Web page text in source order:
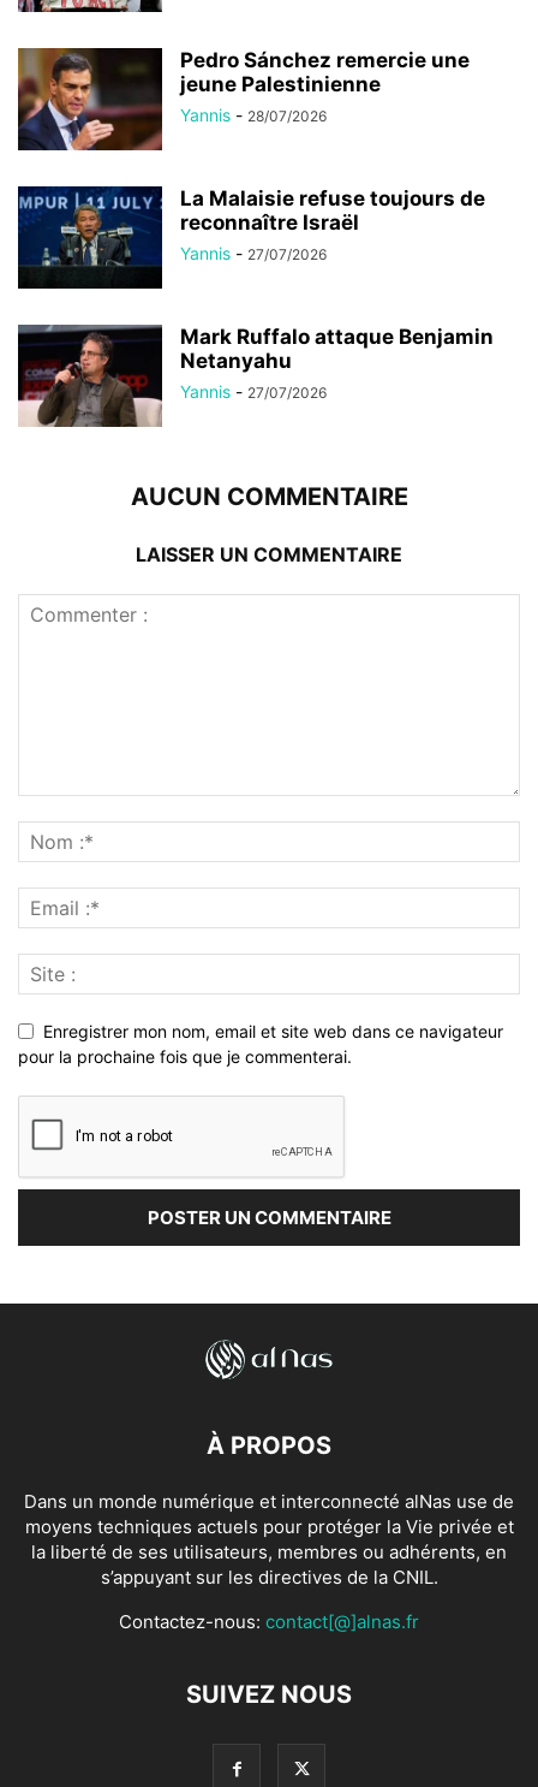
Pedro Sánchez remercie une
jeune Palestinienne
Yannis - 28/07/2026
La Malaisie refuse toujours de
reconnaître Israël
Yannis - 27/07/2026
Mark Ruffalo attaque Benjamin
Netanyahu
Yannis - 27/07/2026
AUCUN COMMENTAIRE
LAISSER UN COMMENTAIRE
Enregistrer mon nom, email et site web dans ce navigateur
pour la prochaine fois que je commenterai.
À PROPOS
Dans un monde numérique et interconnecté alNas use de
moyens techniques actuels pour protéger la Vie privée et
la liberté de ses utilisateurs, membres ou adhérents, en
s’appuyant sur les directives de la CNIL.
Contactez-nous: contact[@]alnas.fr
SUIVEZ NOUS